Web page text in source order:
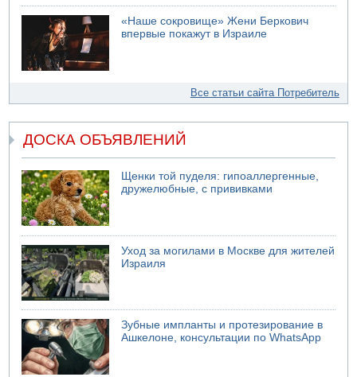
«Наше сокровище» Жени Беркович
впервые покажут в Израиле
Все статьи сайта Потребитель
ДОСКА ОБЪЯВЛЕНИЙ
Щенки той пуделя: гипоаллергенные,
дружелюбные, с прививками
Уход за могилами в Москве для жителей
Израиля
Зубные импланты и протезирование в
Ашкелоне, консультации по WhatsApp